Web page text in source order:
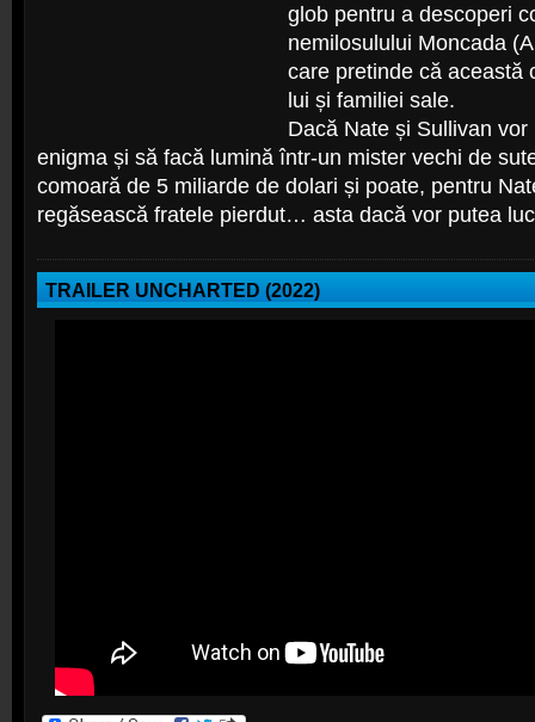
glob pentru a descoperi
nemilosulului Moncada
care pretinde că această
lui și familiei sale.
Dacă Nate și Sullivan
enigma și să facă lumină într-un mister vechi de
comoară de 5 miliarde de dolari și poate, pentru
regăsească fratele pierdut… asta dacă vor putea
TRAILER UNCHARTED (2022)